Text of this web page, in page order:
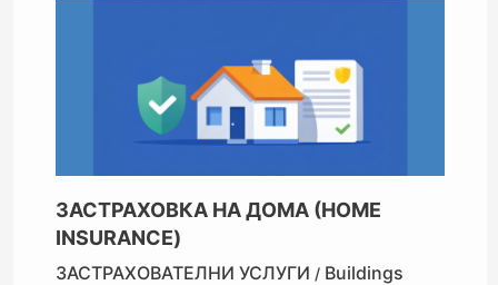
ЗАСТРАХОВКА НА ДОМА (HOME
INSURANCE)
ЗАСТРАХОВАТЕЛНИ УСЛУГИ / Buildings